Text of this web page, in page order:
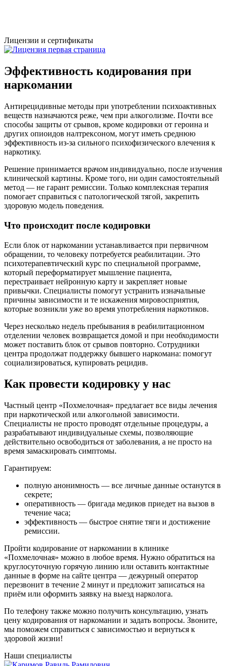
Лицензии и сертификаты
Эффективность кодирования при
наркомании
Антирецидивные методы при употреблении психоактивных
веществ назначаются реже, чем при алкоголизме. Почти все
способы защиты от срывов, кроме кодировки от героина и
других опиоидов налтрексоном, могут иметь среднюю
эффективность из-за сильного психофизического влечения к
наркотику.
Решение принимается врачом индивидуально, после изучения
клинической картины. Кроме того, ни один самостоятельный
метод — не гарант ремиссии. Только комплексная терапия
помогает справиться с патологической тягой, закрепить
здоровую модель поведения.
Что происходит после кодировки
Если блок от наркомании устанавливается при первичном
обращении, то человеку потребуется реабилитации. Это
психотерапевтический курс по специальной программе,
который переформатирует мышление пациента,
перестраивает нейронную карту и закрепляет новые
привычки. Специалисты помогут устранить изначальные
причины зависимости и те искажения мировосприятия,
которые возникли уже во время употребления наркотиков.
Через несколько недель пребывания в реабилитационном
отделении человек возвращается домой и при необходимости
может поставить блок от срывов повторно. Сотрудники
центра продолжат поддержку бывшего наркомана: помогут
социализироваться, купировать рецидив.
Как провести кодировку у нас
Частный центр «Похмелочная» предлагает все виды лечения
при наркотической или алкогольной зависимости.
Специалисты не просто проводят отдельные процедуры, а
разрабатывают индивидуальные схемы, позволяющие
действительно освободиться от заболевания, а не просто на
время замаскировать симптомы.
Гарантируем:
полную анонимность — все личные данные останутся в
секрете;
оперативность — бригада медиков приедет на вызов в
течение часа;
эффективность — быстрое снятие тяги и достижение
ремиссии.
Пройти кодирование от наркомании в клинике
«Похмелочная» можно в любое время. Нужно обратиться на
круглосуточную горячую линию или оставить контактные
данные в форме на сайте центра — дежурный оператор
перезвонит в течение 2 минут и предложит записаться на
приём или оформить заявку на выезд нарколога.
По телефону также можно получить консультацию, узнать
цену кодирования от наркомании и задать вопросы. Звоните,
мы поможем справиться с зависимостью и вернуться к
здоровой жизни!
Наши специалисты